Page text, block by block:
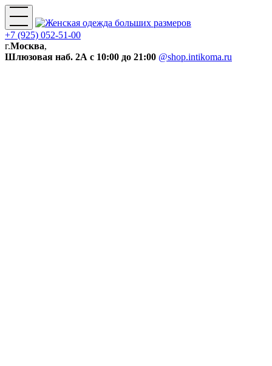
+7 (925) 052-51-00
г.Москва,
Шлюзовая наб. 2А с 10:00 до 21:00 @shop.intikoma.ru